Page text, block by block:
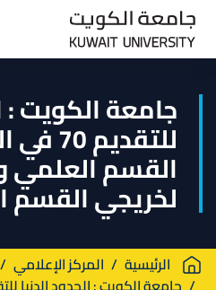
Skip
main
جامعة الكويت :
لخريجي القسم
Breadcrumb
الرئيسية المركز الإعلامي